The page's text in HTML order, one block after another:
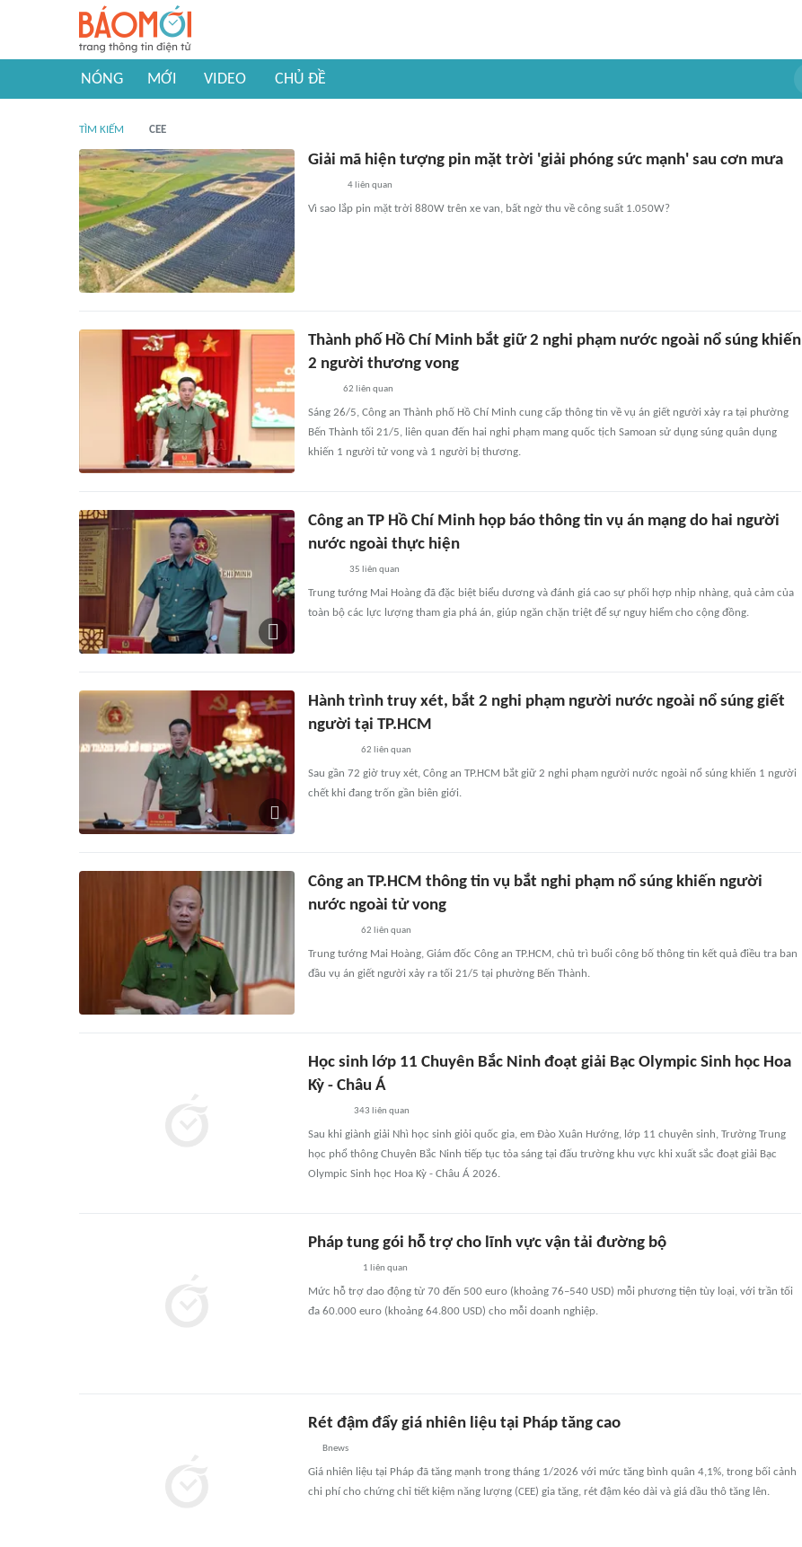
NÓNG MỚI VIDEO CHỦ ĐỀ
TÌM KIẾM CEE
Giải mã hiện tượng pin mặt trời 'giải phóng sức mạnh' sau cơn mưa
4 liên quan
Vì sao lắp pin mặt trời 880W trên xe van, bất ngờ thu về công suất 1.050W?
Thành phố Hồ Chí Minh bắt giữ 2 nghi phạm nước ngoài nổ súng khiến
2 người thương vong
62 liên quan
Sáng 26/5, Công an Thành phố Hồ Chí Minh cung cấp thông tin về vụ án giết người xảy ra tại phường
Bến Thành tối 21/5, liên quan đến hai nghi phạm mang quốc tịch Samoan sử dụng súng quân dụng
khiến 1 người tử vong và 1 người bị thương.
Công an TP Hồ Chí Minh họp báo thông tin vụ án mạng do hai người
nước ngoài thực hiện
35 liên quan
Trung tướng Mai Hoàng đã đặc biệt biểu dương và đánh giá cao sự phối hợp nhịp nhàng, quả cảm của
toàn bộ các lực lượng tham gia phá án, giúp ngăn chặn triệt để sự nguy hiểm cho cộng đồng.
Hành trình truy xét, bắt 2 nghi phạm người nước ngoài nổ súng giết
người tại TP.HCM
62 liên quan
Sau gần 72 giờ truy xét, Công an TP.HCM bắt giữ 2 nghi phạm người nước ngoài nổ súng khiến 1 người
chết khi đang trốn gần biên giới.
Công an TP.HCM thông tin vụ bắt nghi phạm nổ súng khiến người
nước ngoài tử vong
62 liên quan
Trung tướng Mai Hoàng, Giám đốc Công an TP.HCM, chủ trì buổi công bố thông tin kết quả điều tra ban
đầu vụ án giết người xảy ra tối 21/5 tại phường Bến Thành.
Học sinh lớp 11 Chuyên Bắc Ninh đoạt giải Bạc Olympic Sinh học Hoa
Kỳ - Châu Á
343 liên quan
Sau khi giành giải Nhì học sinh giỏi quốc gia, em Đào Xuân Hướng, lớp 11 chuyên sinh, Trường Trung
học phổ thông Chuyên Bắc Ninh tiếp tục tỏa sáng tại đấu trường khu vực khi xuất sắc đoạt giải Bạc
Olympic Sinh học Hoa Kỳ - Châu Á 2026.
Pháp tung gói hỗ trợ cho lĩnh vực vận tải đường bộ
1 liên quan
Mức hỗ trợ dao động từ 70 đến 500 euro (khoảng 76–540 USD) mỗi phương tiện tùy loại, với trần tối
đa 60.000 euro (khoảng 64.800 USD) cho mỗi doanh nghiệp.
Rét đậm đẩy giá nhiên liệu tại Pháp tăng cao
Bnews
Giá nhiên liệu tại Pháp đã tăng mạnh trong tháng 1/2026 với mức tăng bình quân 4,1%, trong bối cảnh
chi phí cho chứng chỉ tiết kiệm năng lượng (CEE) gia tăng, rét đậm kéo dài và giá dầu thô tăng lên.